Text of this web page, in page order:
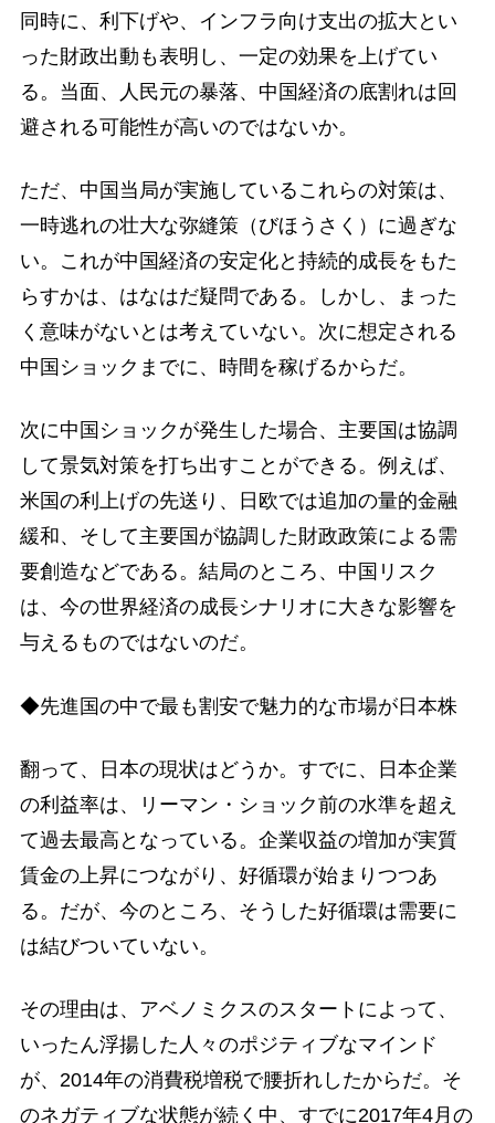
同時に、利下げや、インフラ向け支出の拡大とい
った財政出動も表明し、一定の効果を上げてい
る。当面、人民元の暴落、中国経済の底割れは回
避される可能性が高いのではないか。
ただ、中国当局が実施しているこれらの対策は、
一時逃れの壮大な弥縫策（びほうさく）に過ぎな
い。これが中国経済の安定化と持続的成長をもた
らすかは、はなはだ疑問である。しかし、まった
く意味がないとは考えていない。次に想定される
中国ショックまでに、時間を稼げるからだ。
次に中国ショックが発生した場合、主要国は協調
して景気対策を打ち出すことができる。例えば、
米国の利上げの先送り、日欧では追加の量的金融
緩和、そして主要国が協調した財政政策による需
要創造などである。結局のところ、中国リスク
は、今の世界経済の成長シナリオに大きな影響を
与えるものではないのだ。
◆先進国の中で最も割安で魅力的な市場が日本株
翻って、日本の現状はどうか。すでに、日本企業
の利益率は、リーマン・ショック前の水準を超え
て過去最高となっている。企業収益の増加が実質
賃金の上昇につながり、好循環が始まりつつあ
る。だが、今のところ、そうした好循環は需要に
は結びついていない。
その理由は、アベノミクスのスタートによって、
いったん浮揚した人々のポジティブなマインド
が、2014年の消費税増税で腰折れしたからだ。そ
のネガティブな状態が続く中、すでに2017年4月の